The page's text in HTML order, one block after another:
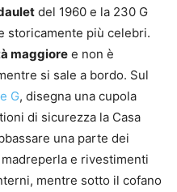
del 1960 e la 230 G
storicamente più celebri.
maggiore e non è
si sale a bordo. Sul
G, disegna una cupola
di sicurezza la Casa
una parte dei
e rivestimenti
mentre sotto il cofano